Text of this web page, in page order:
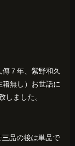
７年、紫野和久
無し）お世話に
しました。
品の後は単品で